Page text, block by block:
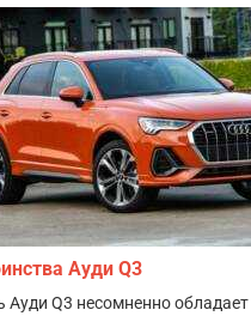
Ауди Q3
Ауди Q3 несомненно обладает